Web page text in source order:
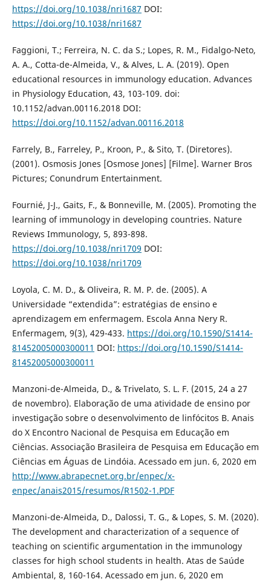
https://doi.org/10.1038/nri1687 DOI:
https://doi.org/10.1038/nri1687
Faggioni, T.; Ferreira, N. C. da S.; Lopes, R. M., Fidalgo-Neto,
A. A., Cotta-de-Almeida, V., & Alves, L. A. (2019). Open
educational resources in immunology education. Advances
in Physiology Education, 43, 103-109. doi:
10.1152/advan.00116.2018 DOI:
https://doi.org/10.1152/advan.00116.2018
Farrely, B., Farreley, P., Kroon, P., & Sito, T. (Diretores).
(2001). Osmosis Jones [Osmose Jones] [Filme]. Warner Bros
Pictures; Conundrum Entertainment.
Fournié, J-J., Gaits, F., & Bonneville, M. (2005). Promoting the
learning of immunology in developing countries. Nature
Reviews Immunology, 5, 893-898.
https://doi.org/10.1038/nri1709 DOI:
https://doi.org/10.1038/nri1709
Loyola, C. M. D., & Oliveira, R. M. P. de. (2005). A
Universidade “extendida”: estratégias de ensino e
aprendizagem em enfermagem. Escola Anna Nery R.
Enfermagem, 9(3), 429-433. https://doi.org/10.1590/S1414-
81452005000300011 DOI: https://doi.org/10.1590/S1414-
81452005000300011
Manzoni-de-Almeida, D., & Trivelato, S. L. F. (2015, 24 a 27
de novembro). Elaboração de uma atividade de ensino por
investigação sobre o desenvolvimento de linfócitos B. Anais
do X Encontro Nacional de Pesquisa em Educação em
Ciências. Associação Brasileira de Pesquisa em Educação em
Ciências em Águas de Lindóia. Acessado em jun. 6, 2020 em
http://www.abrapecnet.org.br/enpec/x-
enpec/anais2015/resumos/R1502-1.PDF
Manzoni-de-Almeida, D., Dalossi, T. G., & Lopes, S. M. (2020).
The development and characterization of a sequence of
teaching on scientific argumentation in the immunology
classes for high school students in health. Atas de Saúde
Ambiental, 8, 160-164. Acessado em jun. 6, 2020 em